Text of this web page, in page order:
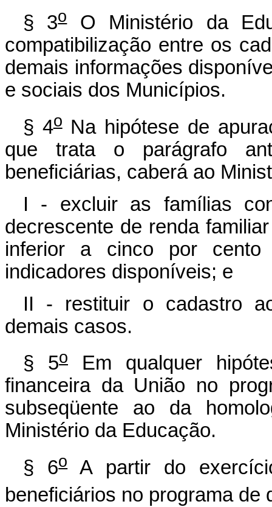
§ 3oO Ministério da
compatibilização entre os
demais informações
e sociais dos Municípios.
§ 4oNa hipótese de
que trata o parágrafo
beneficiárias, caberá ao
I - excluir as famílias
decrescente de renda
inferior a cinco por
indicadores disponíveis; e
II - restituir o cadastro
demais casos.
§ 5o
Em qualquer
financeira da União no
subseqüente ao da
Ministério da Educação.
§ 6oA partir do
beneficiários no programa de